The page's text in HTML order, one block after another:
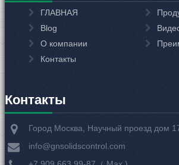
ГЛАВНАЯ
Blog
О компании
Контакты
Контакты
Город Москва, Научный проезд дом
info@gnsolidscontrol.com